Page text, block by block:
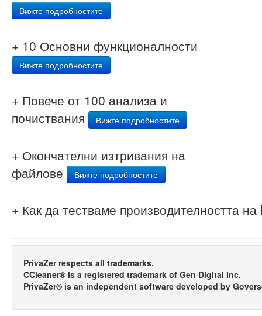
Вижте подробностите
+ 10 Основни функционалности
Вижте подробностите
+ Повече от 100 анализа и
почиствания
Вижте подробностите
+ Окончателни изтривания на
файлове
Вижте подробностите
+ Как да тестваме производителността
PrivaZer respects all trademarks.
CCleaner® is a registered trademark of Gen Digital Inc.
PrivaZer® is an independent software developed by